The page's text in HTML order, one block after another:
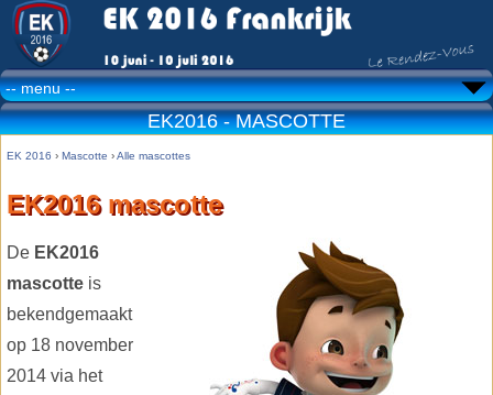
EK2016 - MASCOTTE
EK 2016 › Mascotte ›Alle mascottes
EK2016 mascotte
De EK2016
mascotte is
bekendgemaakt
op 18 november
2014 via het